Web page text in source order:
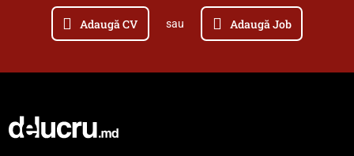
Adaugă CV sau Adaugă Job